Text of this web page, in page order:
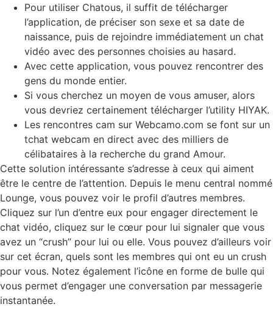
Pour utiliser Chatous, il suffit de télécharger
l’application, de préciser son sexe et sa date de
naissance, puis de rejoindre immédiatement un chat
vidéo avec des personnes choisies au hasard.
Avec cette application, vous pouvez rencontrer des
gens du monde entier.
Si vous cherchez un moyen de vous amuser, alors
vous devriez certainement télécharger l’utility HIYAK.
Les rencontres cam sur Webcamo.com se font sur un
tchat webcam en direct avec des milliers de
célibataires à la recherche du grand Amour.
Cette solution intéressante s’adresse à ceux qui aiment
être le centre de l’attention. Depuis le menu central nommé
Lounge, vous pouvez voir le profil d’autres membres.
Cliquez sur l’un d’entre eux pour engager directement le
chat vidéo, cliquez sur le cœur pour lui signaler que vous
avez un “crush” pour lui ou elle. Vous pouvez d’ailleurs voir
sur cet écran, quels sont les membres qui ont eu un crush
pour vous. Notez également l’icône en forme de bulle qui
vous permet d’engager une conversation par messagerie
instantanée.